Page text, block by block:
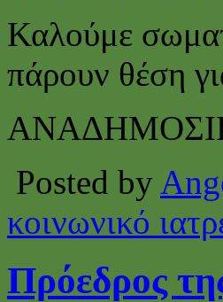
Καλούμε
πάρουν θέση
Posted by
κοινωνικό
Πρόεδρος